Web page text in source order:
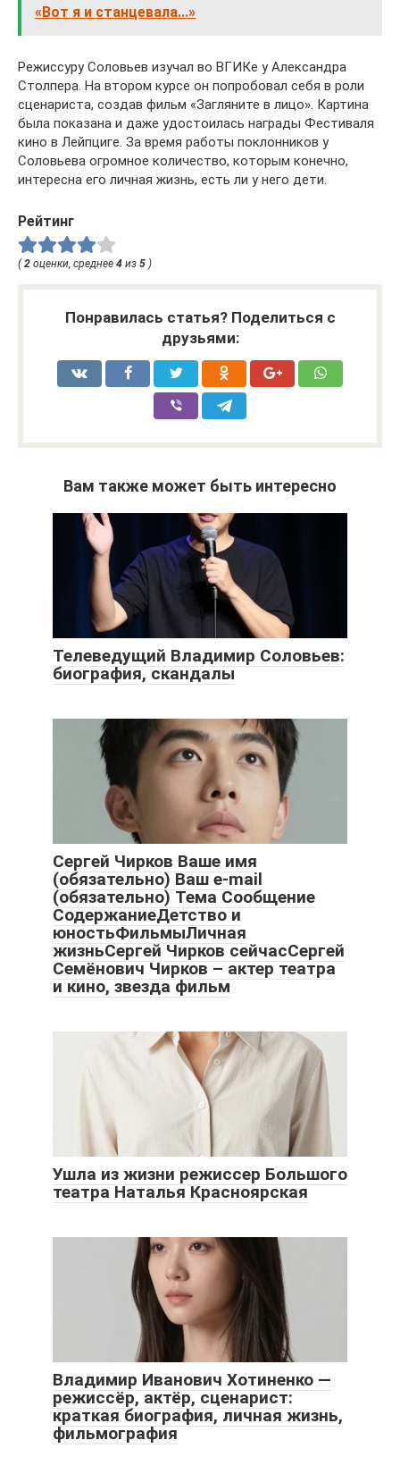
«Вот я и станцевала...»
Режиссуру Соловьев изучал во ВГИКе у Александра
Столпера. На втором курсе он попробовал себя в роли
сценариста, создав фильм «Загляните в лицо». Картина
была показана и даже удостоилась награды Фестиваля
кино в Лейпциге. За время работы поклонников у
Соловьева огромное количество, которым конечно,
интересна его личная жизнь, есть ли у него дети.
Рейтинг
(2 оценки, среднее 4 из 5 )
Понравилась статья? Поделиться с
друзьями:
Вам также может быть интересно
Телеведущий Владимир Соловьев:
биография, скандалы
Сергей Чирков Ваше имя
(обязательно) Ваш e-mail
(обязательно) Тема Сообщение
СодержаниеДетство и
юностьФильмыЛичная
жизньСергей Чирков сейчасСергей
Семёнович Чирков – актер театра
и кино, звезда фильм
Ушла из жизни режиссер Большого
театра Наталья Красноярская
Владимир Иванович Хотиненко —
режиссёр, актёр, сценарист:
краткая биография, личная жизнь,
фильмография